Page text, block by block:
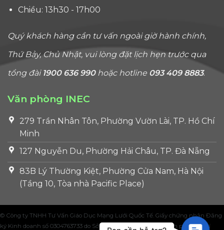
Chiều: 13h30 - 17h00
Quý khách hàng cần tư vấn ngoài giờ hành chính,
Thứ Bảy, Chủ Nhật, vui lòng đặt lịch hẹn trước qua
tổng đài 1900 636 990hoặc hotline 093 409 8883.
Văn phòng INEC
279 Trần Nhân Tôn, Phường Vườn Lài, TP. Hồ Chí
Minh
127 Nguyễn Du, Phường Hải Châu, TP. Đà Nẵng
83B Lý Thường Kiệt, Phường Cửa Nam, Hà Nội
(Tầng 10, Tòa nhà Pacific Place)
© Công ty TNHH Tư Vấn Giáo Dục Mạng Lưới Quốc Tế. Giấy chứng nhận Đăng
ký Kinh doanh số 0304763733 do Sở Kế hoạch và Đầu tư Thành phố Hồ Chí